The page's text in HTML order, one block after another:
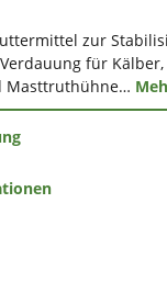
zur
für Kälber,
Masttruthühne…